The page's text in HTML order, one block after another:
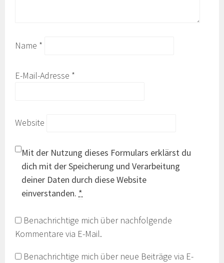
Name *
E-Mail-Adresse *
Website
Mit der Nutzung dieses Formulars erklärst du
dich mit der Speicherung und Verarbeitung
deiner Daten durch diese Website
einverstanden. *
Benachrichtige mich über nachfolgende
Kommentare via E-Mail.
Benachrichtige mich über neue Beiträge via E-